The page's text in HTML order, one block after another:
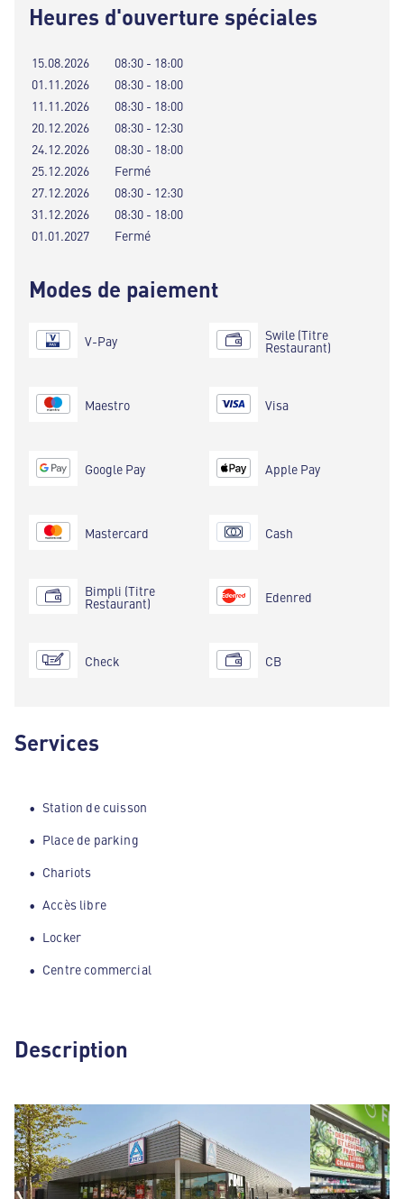
Heures d'ouverture spéciales
15.08.2026
08:30 - 18:00
01.11.2026
08:30 - 18:00
11.11.2026
08:30 - 18:00
20.12.2026
08:30 - 12:30
24.12.2026
08:30 - 18:00
25.12.2026
Fermé
27.12.2026
08:30 - 12:30
31.12.2026
08:30 - 18:00
01.01.2027
Fermé
Modes de paiement
V-Pay
Maestro
Google Pay
Mastercard
Bimpli (Titre
Restaurant)
Check
Swile (Titre
Restaurant)
Visa
Apple Pay
Cash
Edenred
CB
Services
Station de cuisson
Place de parking
Chariots
Accès libre
Locker
Centre commercial
Description